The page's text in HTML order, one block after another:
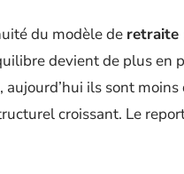
du modèle de retraite
devient de plus en
ils sont moins
croissant. Le